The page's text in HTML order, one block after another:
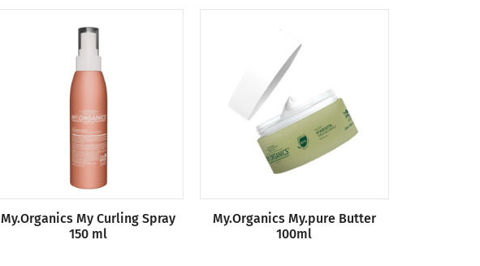
My.Organics My Curling Spray
150 ml
My.Organics My.pure Butter
100ml